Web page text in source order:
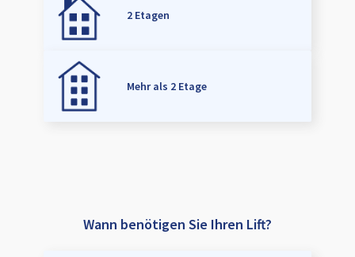
2 Etagen
Mehr als 2 Etage
Wann benötigen Sie Ihren Lift?